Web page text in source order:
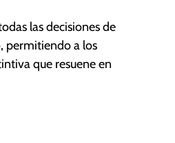
las decisiones de
permitiendo a los
que resuene en